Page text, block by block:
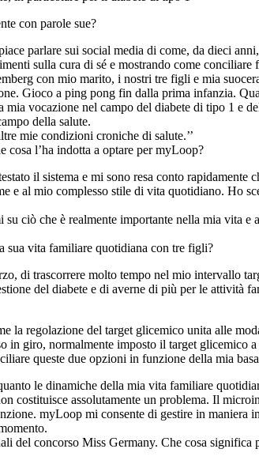
con parole sue?
parlare sui social media di come, da dieci
sulla cura di sé e mostrando come conciliare
con mio marito, i nostri tre figli e mia
Gioco a ping pong fin dalla prima infanzia.
vocazione nel campo del diabete di tipo 1 e
della salute.
mie condizioni croniche di salute.’’
l’ha indotta a optare per myLoop?
il sistema e mi sono resa conto rapidamente
e al mio complesso stile di vita quotidiano. Ho
su ciò che è realmente importante nella mia vita e
sua vita familiare quotidiana con tre figli?
di trascorrere molto tempo nel mio intervallo
del diabete e di averne di più per le attività
la regolazione del target glicemico unita alle
in giro, normalmente imposto il target glicemico
queste due opzioni in funzione della mia
le dinamiche della mia vita familiare
costituisce assolutamente un problema. Il
myLoop mi consente di gestire in maniera
del concorso Miss Germany. Che cosa